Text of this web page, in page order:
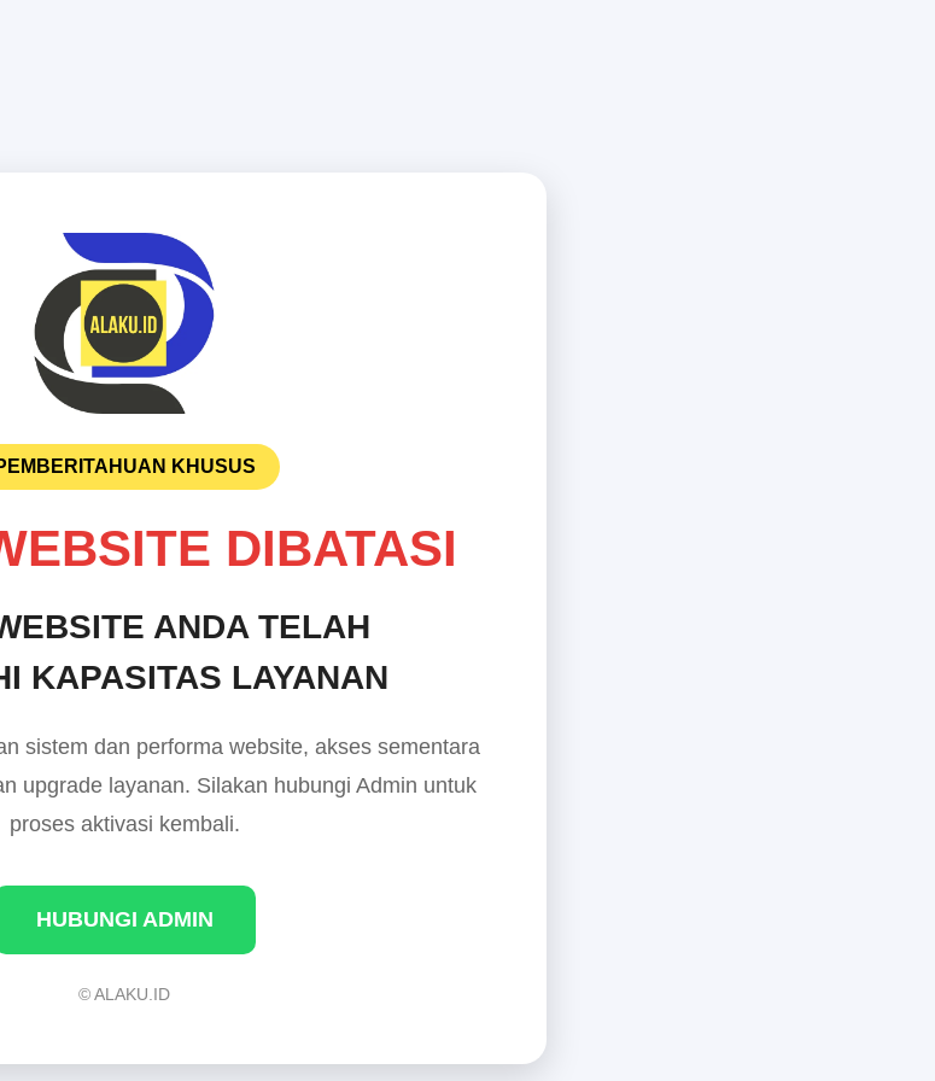
KHUSUS
DIBATASI
ANDA TELAH
KAPASITAS LAYANAN
sistem dan performa website, akses sementara
upgrade layanan. Silakan hubungi Admin untuk
proses aktivasi kembali.
HUBUNGI ADMIN
© ALAKU.ID